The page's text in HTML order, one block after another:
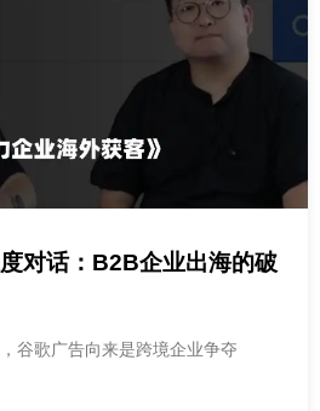
对话：B2B企业出海的破
谷歌广告向来是跨境企业争夺